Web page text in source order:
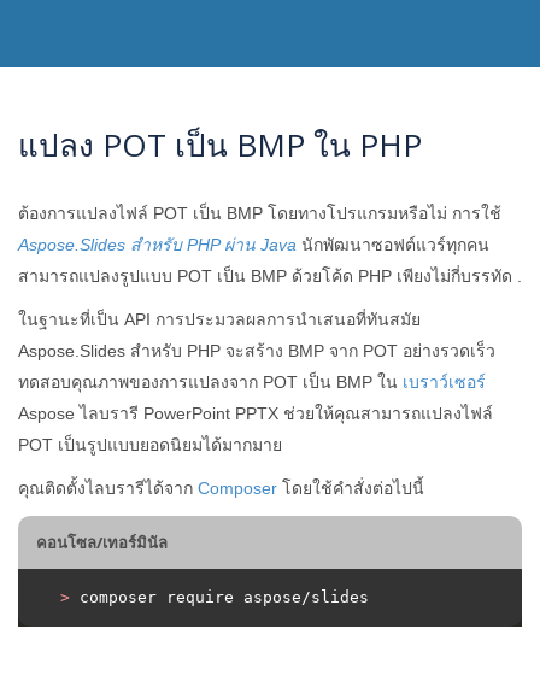
แปลง POT เป็น BMP ใน PHP
ต้องการแปลงไฟล์ POT เป็น BMP โดยทางโปรแกรมหรือไม่ การใช้
Aspose.Slides สำหรับ PHP ผ่าน Java นักพัฒนาซอฟต์แวร์ทุกคน
สามารถแปลงรูปแบบ POT เป็น BMP ด้วยโค้ด PHP เพียงไม่กี่บรรทัด .
ในฐานะที่เป็น API การประมวลผลการนำเสนอที่ทันสมัย ​​
Aspose.Slides สำหรับ PHP จะสร้าง BMP จาก POT อย่างรวดเร็ว
ทดสอบคุณภาพของการแปลงจาก POT เป็น BMP ใน เบราว์เซอร์
Aspose ไลบรารี PowerPoint PPTX ช่วยให้คุณสามารถแปลงไฟล์
POT เป็นรูปแบบยอดนิยมได้มากมาย
คุณติดตั้งไลบรารีได้จาก Composer โดยใช้คำสั่งต่อไปนี้
คอนโซล/เทอร์มินัล
> composer require aspose/slides